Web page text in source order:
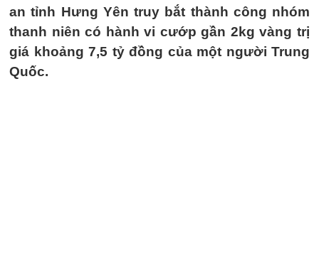
an tỉnh Hưng Yên truy bắt thành công nhóm
thanh niên có hành vi cướp gần 2kg vàng trị
giá khoảng 7,5 tỷ đồng của một người Trung
Quốc.